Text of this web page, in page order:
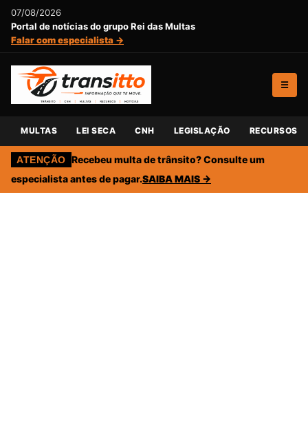
07/08/2026
Portal de notícias do grupo Rei das Multas
Falar com especialista →
☰
MULTAS LEI SECA CNH LEGISLAÇÃO RECURSOS
ATENÇÃO Recebeu multa de trânsito? Consulte um
especialista antes de pagar.SAIBA MAIS →